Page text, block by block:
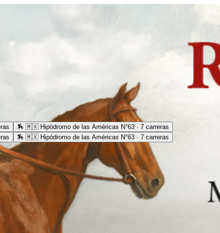
🏇 🇲🇽 Hipódromo de las Américas N°63 · 7 carreras
🏇 🇲🇽 Hipódromo de las Américas N°63 · 7 carreras